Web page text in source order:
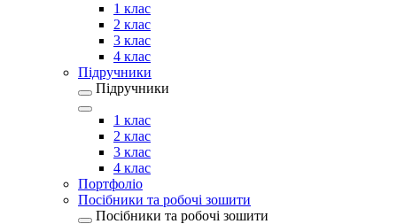
1 клас
2 клас
3 клас
4 клас
Підручники
Підручники
1 клас
2 клас
3 клас
4 клас
Портфоліо
Посібники та робочі зошити
Посібники та робочі зошити